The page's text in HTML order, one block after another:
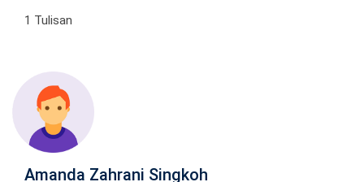
1 Tulisan
Amanda Zahrani Singkoh